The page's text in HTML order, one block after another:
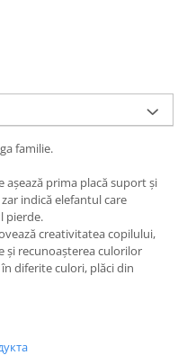
familie.
așează prima placă suport și
indică elefantul care
pierde.
creativitatea copilului,
și recunoașterea culorilor
diferite culori, plăci din